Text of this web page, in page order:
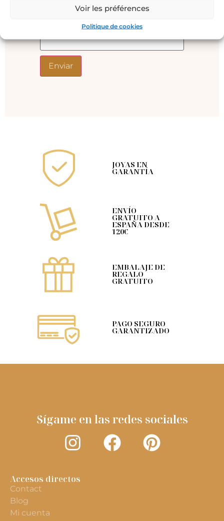
Voir les préférences
Politique de cookies
Correo electrónico*
JOYAS EN
GARANTÍA
ENVÍO
GRATUITO A
ESPAÑA DESDE
120€
EMBALAJE DE
REGALO
GRATUITO
PAGO SEGURO
GARANTIZADO
Sígame en las redes sociales
Accesos directos
Contact
Blog
Mi cuenta